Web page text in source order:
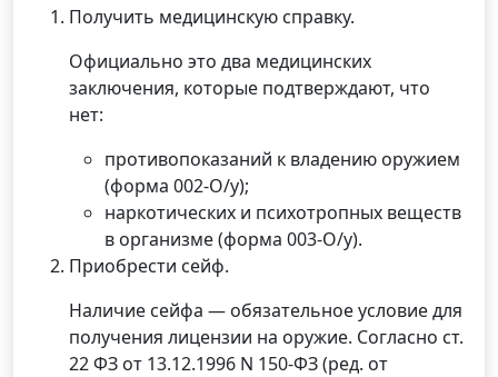
Получить медицинскую справку.
Официально это два медицинских
заключения, которые подтверждают, что
нет:
противопоказаний к владению оружием
(форма 002-О/у);
наркотических и психотропных веществ
в организме (форма 003-О/у).
Приобрести сейф.
Наличие сейфа — обязательное условие для
получения лицензии на оружие. Согласно ст.
22 ФЗ от 13.12.1996 N 150-ФЗ (ред. от